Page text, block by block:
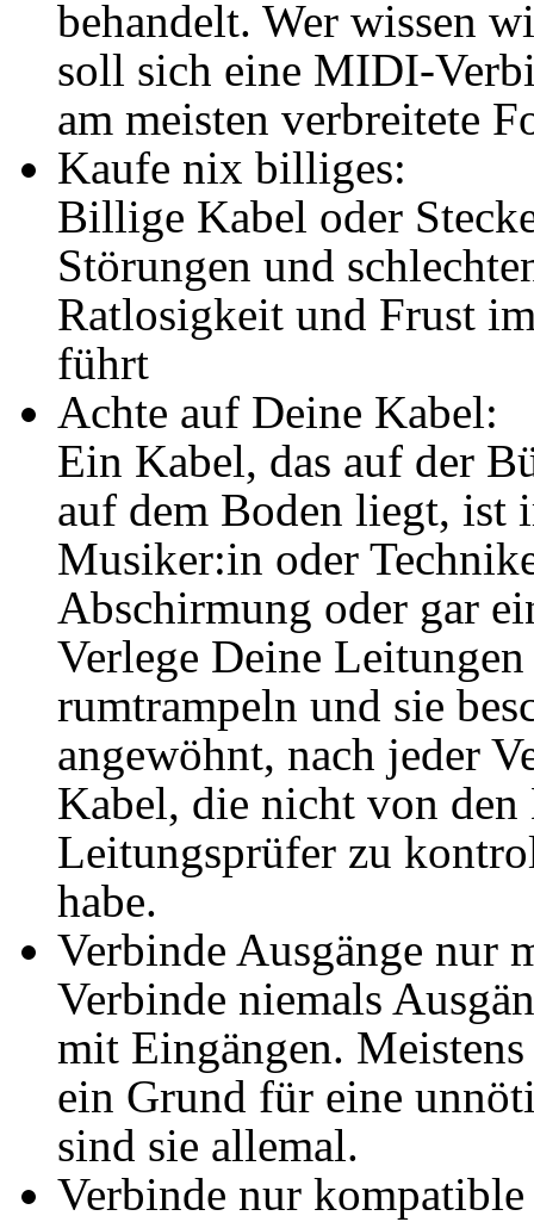
behandelt. Wer wissen
soll sich eine MIDI-
am meisten verbreitete
Kaufe nix billiges:
Billige Kabel oder
Störungen und
Ratlosigkeit und Frust
führt
Achte auf Deine Kabel:
Ein Kabel, das auf der
auf dem Boden liegt, ist
Musiker:in oder
Abschirmung oder gar
Verlege Deine
rumtrampeln und sie
angewöhnt, nach jeder
Kabel, die nicht von den
Leitungsprüfer zu
habe.
Verbinde Ausgänge nur
Verbinde niemals
mit Eingängen.
ein Grund für eine
sind sie allemal.
Verbinde nur kompatible